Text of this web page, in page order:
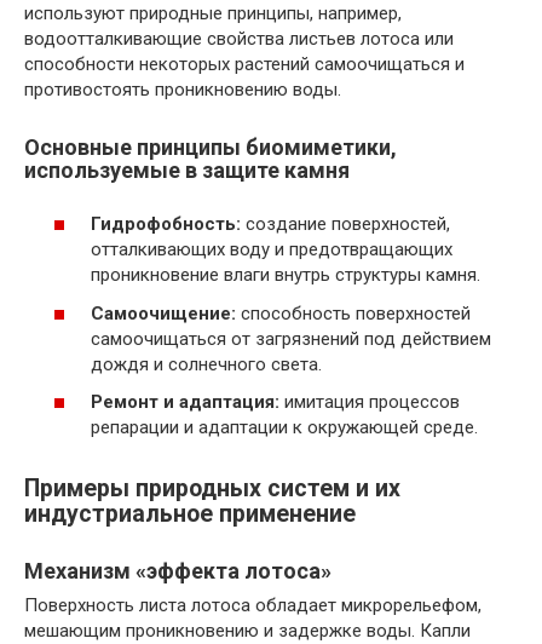
используют природные принципы, например,
водоотталкивающие свойства листьев лотоса или
способности некоторых растений самоочищаться и
противостоять проникновению воды.
Основные принципы биомиметики,
используемые в защите камня
Гидрофобность: создание поверхностей,
отталкивающих воду и предотвращающих
проникновение влаги внутрь структуры камня.
Самоочищение: способность поверхностей
самоочищаться от загрязнений под действием
дождя и солнечного света.
Ремонт и адаптация: имитация процессов
репарации и адаптации к окружающей среде.
Примеры природных систем и их
индустриальное применение
Механизм «эффекта лотоса»
Поверхность листа лотоса обладает микрорельефом,
мешающим проникновению и задержке воды. Капли